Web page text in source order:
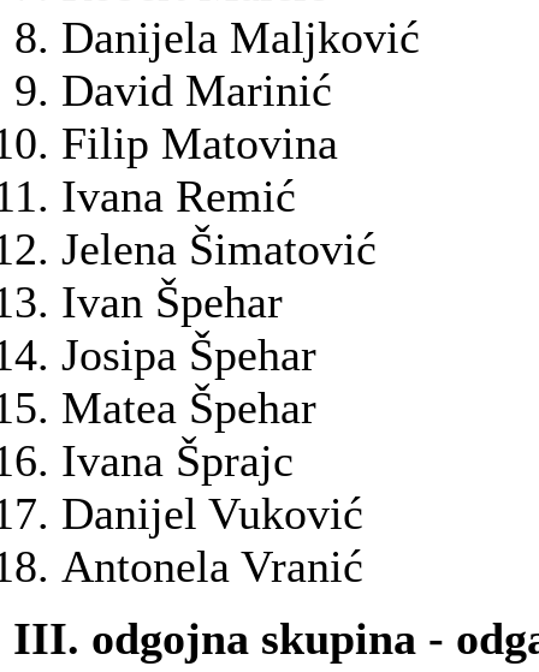
Danijela Maljković
David Marinić
Filip Matovina
Ivana Remić
Jelena Šimatović
Ivan Špehar
Josipa Špehar
Matea Špehar
Ivana Šprajc
Danijel Vuković
Antonela Vranić
III. odgojna skupina -